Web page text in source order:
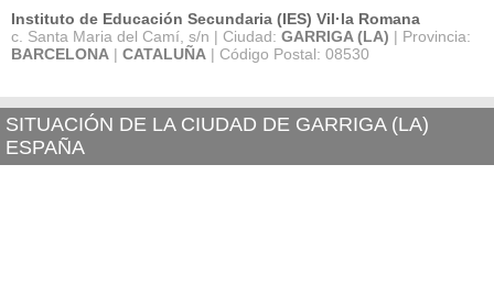
Instituto de Educación Secundaria (IES) Vil·la Romana
c. Santa Maria del Camí, s/n | Ciudad: GARRIGA (LA) | Provincia:
BARCELONA | CATALUÑA | Código Postal: 08530
SITUACIÓN DE LA CIUDAD DE GARRIGA (LA)
ESPAÑA